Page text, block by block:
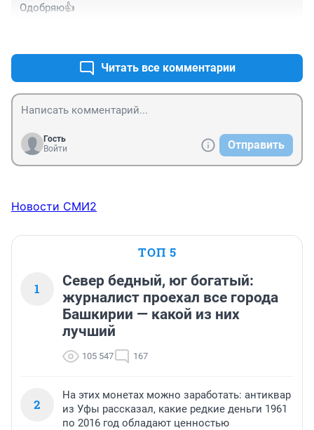
Одобряю👍
Читать все комментарии
Гость
Войти
Отправить
Новости СМИ2
ТОП 5
1
Север бедный, юг богатый:
журналист проехал все города
Башкирии — какой из них
лучший
105 547 167
2
На этих монетах можно заработать: антиквар
из Уфы рассказал, какие редкие деньги 1961
по 2016 год обладают ценностью